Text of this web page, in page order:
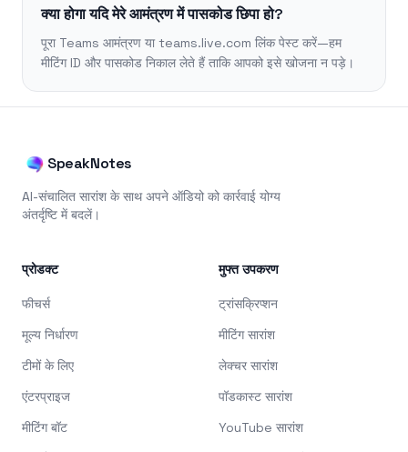
क्या होगा यदि मेरे आमंत्रण में पासकोड छिपा हो?
पूरा Teams आमंत्रण या teams.live.com लिंक पेस्ट करें—हम
मीटिंग ID और पासकोड निकाल लेते हैं ताकि आपको इसे खोजना न पड़े।
SpeakNotes
AI-संचालित सारांश के साथ अपने ऑडियो को कार्रवाई योग्य
अंतर्दृष्टि में बदलें।
प्रोडक्ट
फीचर्स
मूल्य निर्धारण
टीमों के लिए
एंटरप्राइज
मीटिंग बॉट
मुफ्त उपकरण
ट्रांसक्रिप्शन
मीटिंग सारांश
लेक्चर सारांश
पॉडकास्ट सारांश
YouTube सारांश